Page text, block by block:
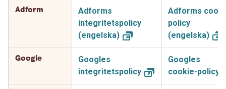
Adform
Adforms
integritetspolicy
(engelska)
Adforms
policy
(engelska)
Google
Googles
integritetspolicy
Googles
cookie-policy